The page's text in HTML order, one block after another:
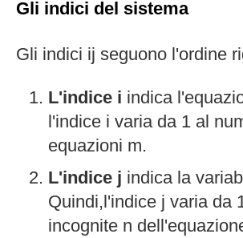
Gli indici del sistema
Gli indici ij seguono l'ordine
L'indice i indica
l'indice i varia da 1 al
equazioni m.
L'indice j indica la
Quindi,l'indice j varia da
incognite n